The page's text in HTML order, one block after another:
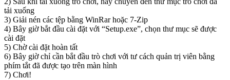
tải xuống
3) Giải nén các tệp bằng WinRar hoặc 7-Zip
4) Bây giờ bắt đầu cài đặt với “Setup.exe”, chọn thư mục sẽ được
cài đặt
5) Chờ cài đặt hoàn tất
6) Bây giờ chỉ cần bắt đầu trò chơi với tư cách quản trị viên bằng
phím tắt đã được tạo trên màn hình
7) Chơi!